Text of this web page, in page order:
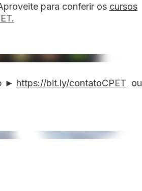
para conferir os cursos
► https://bit.ly/contatoCPET ou